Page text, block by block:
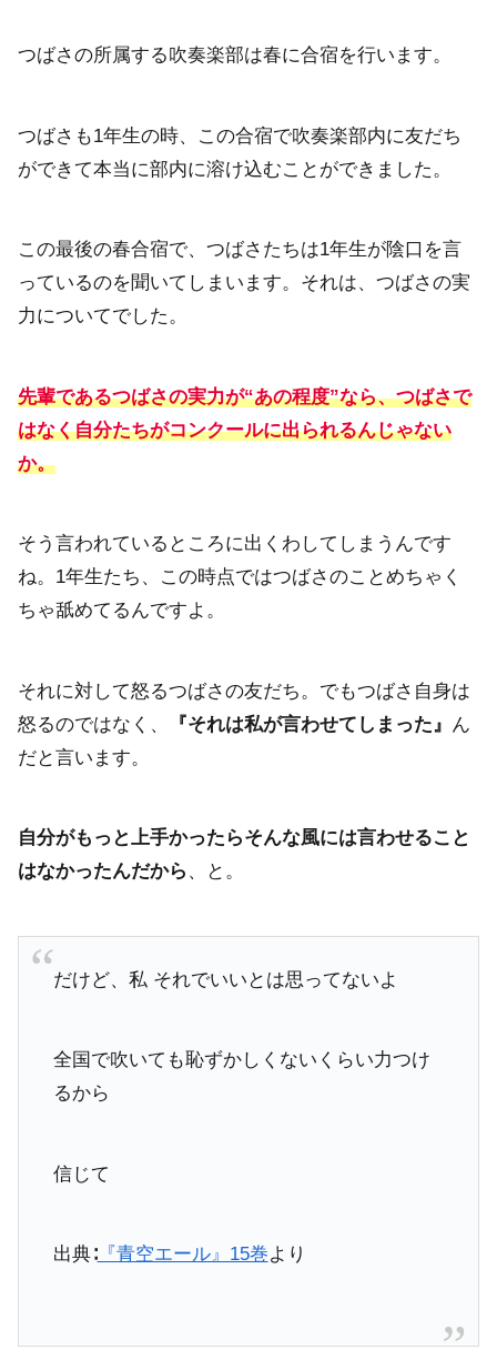
つばさの所属する吹奏楽部は春に合宿を行います。
つばさも1年生の時、この合宿で吹奏楽部内に友だち
ができて本当に部内に溶け込むことができました。
この最後の春合宿で、つばさたちは1年生が陰口を言
っているのを聞いてしまいます。それは、つばさの実
力についてでした。
先輩であるつばさの実力が“あの程度”なら、つばさで
はなく自分たちがコンクールに出られるんじゃない
か。
そう言われているところに出くわしてしまうんです
ね。1年生たち、この時点ではつばさのことめちゃく
ちゃ舐めてるんですよ。
それに対して怒るつばさの友だち。でもつばさ自身は
怒るのではなく、
『それは私が言わせてしまった』 ん
だと言います。
自分がもっと上手かったらそんな風には言わせること
はなかったんだから 、と。
だけど、私 それでいいとは思ってないよ
全国で吹いても恥ずかしくないくらい力つけ
るから
信じて
出典∶『青空エール』15巻より